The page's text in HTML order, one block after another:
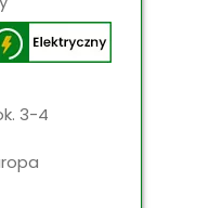
3-4